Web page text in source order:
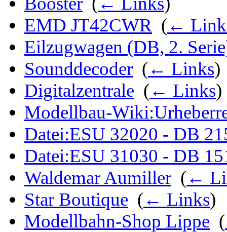
EMD JT42CWR (←
Eilzugwagen (DB, 2.
Sounddecoder (← Links)
Digitalzentrale (← Links)
Modellbau-
Datei:ESU 32020 - DB
Datei:ESU 31030 - DB
Waldemar Aumiller (←
Star Boutique (← Links)
Modellbahn-Shop Lippe (